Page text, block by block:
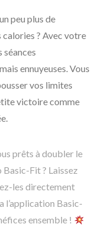
peu plus de
? Avec votre
séances
ennuyeuses. Vous
vos limites
victoire comme
prêts à doubler le
Fit ? Laissez
les directement
l’application Basic-
ensemble !